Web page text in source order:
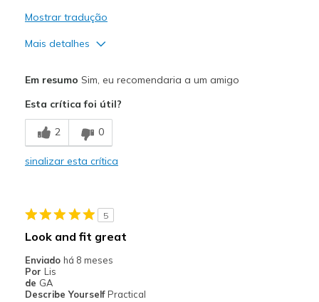
calçado
Mostrar tradução
Mais detalhes
Breathe Well
Comfortable
Melhores utilizações
View On Shoes
Em resumo Sim, eu recomendaria a um amigo
Esta crítica foi útil?
2 0
sinalizar esta crítica
5
Look and fit great
Enviado há 8 meses
Por Lis
de GA
Describe Yourself Practical